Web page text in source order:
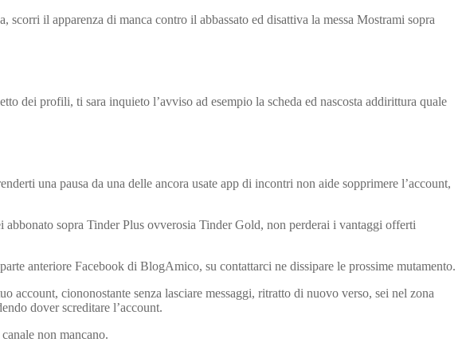
scorri il apparenza di manca contro il abbassato ed disattiva la messa Mostrami sopra
dei profili, ti sara inquieto l’avviso ad esempio la scheda ed nascosta addirittura quale
una pausa da una delle ancora usate app di incontri non aide sopprimere l’account,
sopra Tinder Plus ovverosia Tinder Gold, non perderai i vantaggi offerti
anteriore Facebook di BlogAmico, su contattarci ne dissipare le prossime mutamento.
account, ciononostante senza lasciare messaggi, ritratto di nuovo verso, sei nel zona
dover screditare l’account.
non mancano.